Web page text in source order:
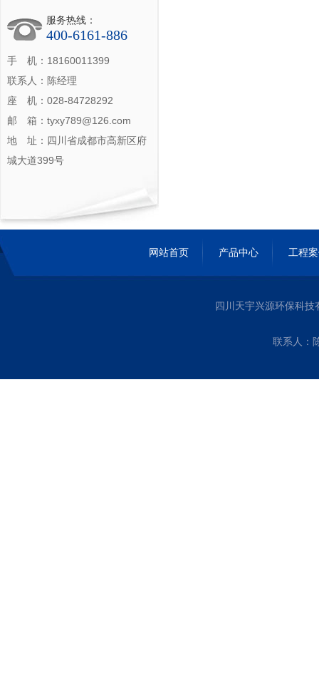
服务热线：
400-6161-886
手 机：18160011399
联系人：陈经理
座 机：028-84728292
邮 箱：tyxy789@126.com
地 址：四川省成都市高新区府
城大道399号
网站首页 产品中心 工程
四川天宇兴源环保科
联系人：